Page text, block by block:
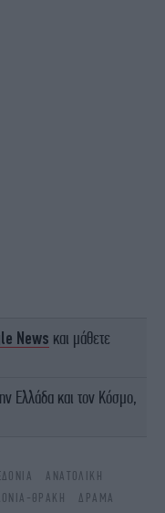
News και μάθετε
Ελλάδα και τον Κόσμο,
ΑΝΑΤΟΛΙΚΉ
ΘΡΆΚΗ
ΔΡΆΜΑ